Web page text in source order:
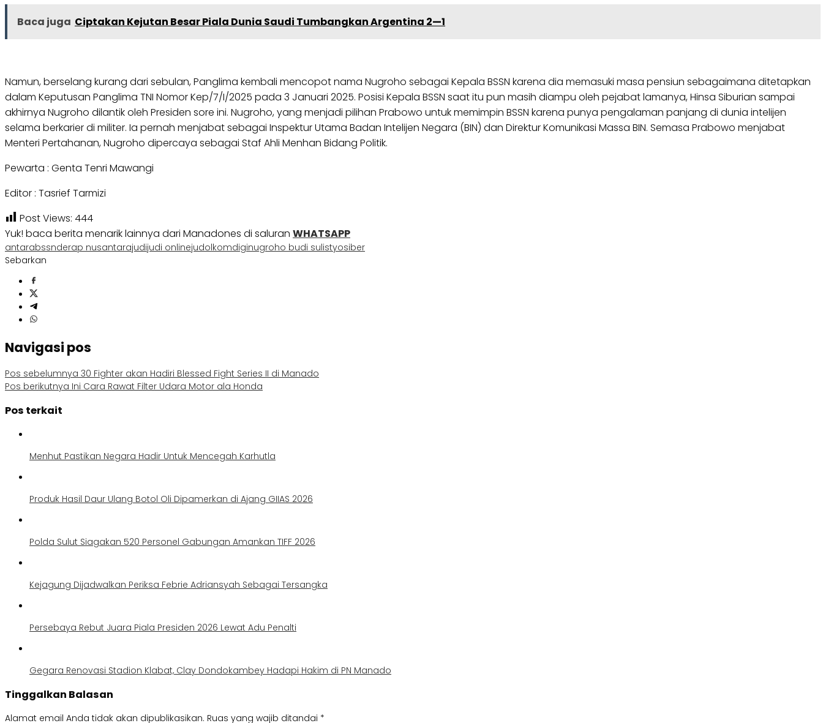
Baca juga Ciptakan Kejutan Besar Piala Dunia Saudi Tumbangkan Argentina 2—1
Namun, berselang kurang dari sebulan, Panglima kembali mencopot nama Nugroho sebagai Kepala BSSN karena dia memasuki masa pensiun sebagaimana ditetapkan
dalam Keputusan Panglima TNI Nomor Kep/7/I/2025 pada 3 Januari 2025. Posisi Kepala BSSN saat itu pun masih diampu oleh pejabat lamanya, Hinsa Siburian sampai
akhirnya Nugroho dilantik oleh Presiden sore ini. Nugroho, yang menjadi pilihan Prabowo untuk memimpin BSSN karena punya pengalaman panjang di dunia intelijen
selama berkarier di militer. Ia pernah menjabat sebagai Inspektur Utama Badan Intelijen Negara (BIN) dan Direktur Komunikasi Massa BIN. Semasa Prabowo menjabat
Menteri Pertahanan, Nugroho dipercaya sebagai Staf Ahli Menhan Bidang Politik.
Pewarta : Genta Tenri Mawangi
Editor : Tasrief Tarmizi
Post Views: 444
Yuk! baca berita menarik lainnya dari Manadones di saluran WHATSAPP
antarabssnderap nusantarajudijudi onlinejudolkomdiginugroho budi sulistyosiber
Sebarkan
Navigasi pos
Pos sebelumnya 30 Fighter akan Hadiri Blessed Fight Series II di Manado
Pos berikutnya Ini Cara Rawat Filter Udara Motor ala Honda
Pos terkait
Menhut Pastikan Negara Hadir Untuk Mencegah Karhutla
Produk Hasil Daur Ulang Botol Oli Dipamerkan di Ajang GIIAS 2026
Polda Sulut Siagakan 520 Personel Gabungan Amankan TIFF 2026
Kejagung Dijadwalkan Periksa Febrie Adriansyah Sebagai Tersangka
Persebaya Rebut Juara Piala Presiden 2026 Lewat Adu Penalti
Gegara Renovasi Stadion Klabat, Clay Dondokambey Hadapi Hakim di PN Manado
Tinggalkan Balasan
Alamat email Anda tidak akan dipublikasikan. Ruas yang wajib ditandai *